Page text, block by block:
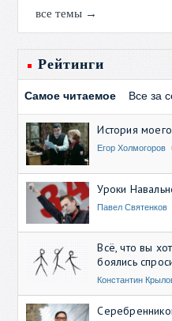
все темы →
Рейтинги
Самое читаемое Все за
История моего
Егор Холмогоров
Уроки
Павел Святенков
Всё, что вы
боялись
Константин